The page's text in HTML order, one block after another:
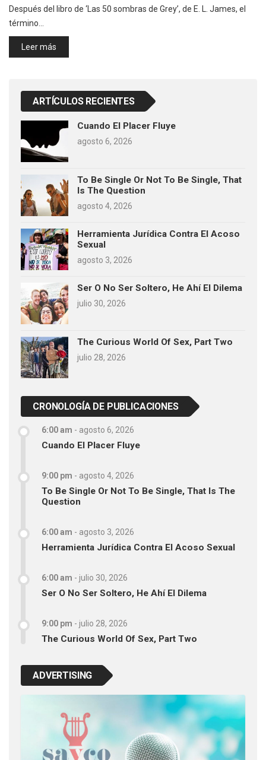
Después del libro de ‘Las 50 sombras de Grey’, de E. L. James, el
término…
Leer más
ARTÍCULOS RECIENTES
Cuando El Placer Fluye
agosto 6, 2026
To Be Single Or Not To Be Single, That
Is The Question
agosto 4, 2026
Herramienta Jurídica Contra El Acoso
Sexual
agosto 3, 2026
Ser O No Ser Soltero, He Ahí El Dilema
julio 30, 2026
The Curious World Of Sex, Part Two
julio 28, 2026
CRONOLOGÍA DE PUBLICACIONES
6:00 am - agosto 6, 2026
Cuando El Placer Fluye
9:00 pm - agosto 4, 2026
To Be Single Or Not To Be Single, That Is The
Question
6:00 am - agosto 3, 2026
Herramienta Jurídica Contra El Acoso Sexual
6:00 am - julio 30, 2026
Ser O No Ser Soltero, He Ahí El Dilema
9:00 pm - julio 28, 2026
The Curious World Of Sex, Part Two
ADVERTISING